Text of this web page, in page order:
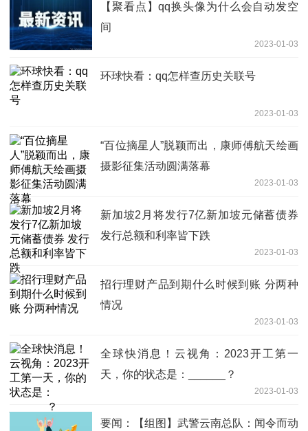
【聚看点】qq换头像为什么会自动发空
间
2023-01-03
环球快看：qq怎样查历史关联号
2023-01-03
“百位摘星人”脱颖而出，康师傅航天绘画
摄影征集活动圆满落幕
2023-01-03
新加坡2月将发行7亿新加坡元储蓄债券
发行总额和利率皆下跌
2023-01-03
招行理财产品到期什么时候到账 分两种
情况
2023-01-03
全球快消息！云视角：2023开工第一
天，你的状态是：______？
2023-01-03
要闻：【组图】武警云南总队：闻令而动